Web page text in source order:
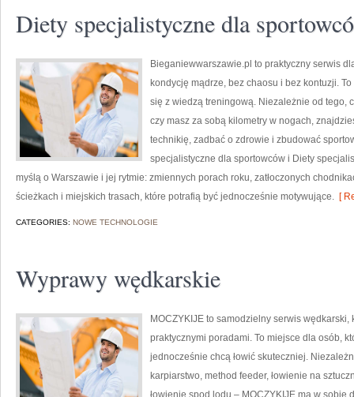
Diety specjalistyczne dla
Bieganiewwarszawie.pl to praktyczny serwis
kondycję mądrze, bez chaosu i bez kontuzji.
się z wiedzą treningową. Niezależnie od tego,
czy masz za sobą kilometry w nogach,
technikię, zadbać o zdrowie i zbudować
specjalistyczne dla sportowców i Diety
myślą o Warszawie i jej rytmie: zmiennych porach roku, zatłoczonych
ścieżkach i miejskich trasach, które potrafią być jednocześnie motywujące. [
CATEGORIES: NOWE TECHNOLOGIE
Wyprawy wędkarskie
MOCZYKIJE to samodzielny serwis wędkarski,
praktycznymi poradami. To miejsce dla osób,
jednocześnie chcą łowić skuteczniej.
karpiarstwo, method feeder, łowienie na
łowienie spod lodu – MOCZYKIJE ma w sobie